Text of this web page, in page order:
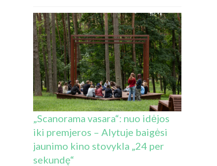
„Scanorama vasara“: nuo idėjos
iki premjeros – Alytuje baigėsi
jaunimo kino stovykla „24 per
sekundę“